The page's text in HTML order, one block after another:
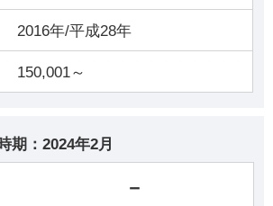
2016年/平成28年
150,001～
期： 2024年2月
－